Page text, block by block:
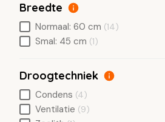
Breedte
Normaal: 60 cm (14)
Smal: 45 cm (1)
Droogtechniek
Condens (4)
Ventilatie (9)